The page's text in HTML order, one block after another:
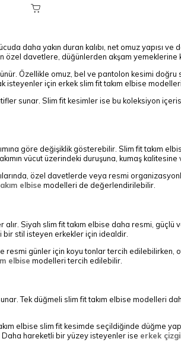
daha yakın duran kalıbı, net omuz yapısı
davetlere, düğünlerden akşam yemeklerine
Özellikle omuz, bel ve pantolon kesimi
için erkek slim fit takım elbise
sunar. Slim fit kesimler ise bu koleksiyon
göre değişiklik gösterebilir. Slim fit takım
vücut üzerindeki duruşuna, kumaş kalitesine
özel davetlerde veya resmi
elbise modelleri de değerlendirilebilir.
Siyah slim fit takım elbise daha resmi,
bir stil isteyen erkekler için idealdir.
günler için koyu tonlar tercih
elbise modelleri tercih edilebilir.
Tek düğmeli slim fit takım elbise modelleri
elbise slim fit kesimde seçildiğinde düğme
hareketli bir yüzey isteyenler ise erkek